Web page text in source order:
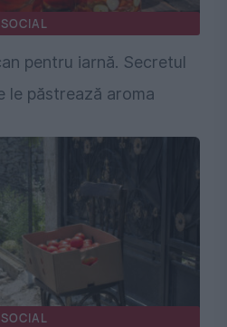
SOCIAL
pentru iarnă. Secretul
le păstrează aroma
SOCIAL